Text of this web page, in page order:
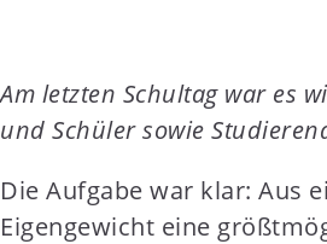
t
e
t
Am letzten Schultag war es
und Schüler sowie
Die Aufgabe war klar: Aus
Eigengewicht eine